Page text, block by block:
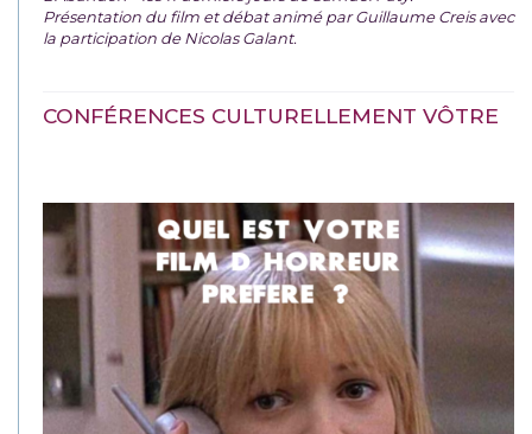
Présentation du film et débat animé par Guillaume Creis avec
la participation de Nicolas Galant.
CONFÉRENCES CULTURELLEMENT VÔTRE